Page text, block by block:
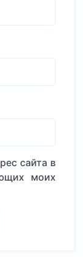
сайта в
моих